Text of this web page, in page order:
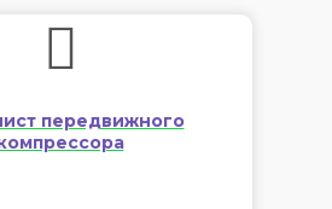
передвижного